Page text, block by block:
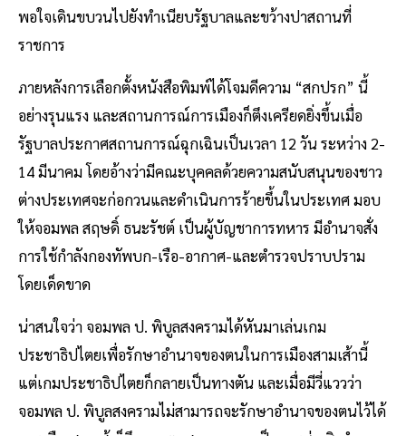
พอใจเดินขบวนไปยังทำเนียบรัฐบาลและขว้างปาสถานที่
ราชการ
ภายหลังการเลือกตั้งหนังสือพิมพ์ได้โจมดีความ “สกปรก” นี้
อย่างรุนแรง และสถานการณ์การเมืองก็ตึงเครียดยิ่งขึ้นเมื่อ
รัฐบาลประกาศสถานการณ์ฉุกเฉินเป็นเวลา 12 วัน ระหว่าง 2-
14 มีนาคม โดยอ้างว่ามีคณะบุคคลด้วยความสนับสนุนของชาว
ต่างประเทศจะก่อกวนและดำเนินการร้ายขึ้นในประเทศ มอบ
ให้จอมพล สฤษดิ์ ธนะรัชต์ เป็นผู้บัญชาการทหาร มีอำนาจสั่ง
การใช้กำลังกองทัพบก-เรือ-อากาศ-และตำรวจปราบปราม
โดยเด็ดขาด
น่าสนใจว่า จอมพล ป. พิบูลสงครามได้หันมาเล่นเกม
ประชาธิปไตยเพื่อรักษาอำนาจของตนในการเมืองสามเส้านี้
แต่เกมประชาธิปไตยก็กลายเป็นทางตัน และเมื่อมีวี่แววว่า
จอมพล ป. พิบูลสงครามไม่สามารถจะรักษาอำนาจของตนไว้ได้